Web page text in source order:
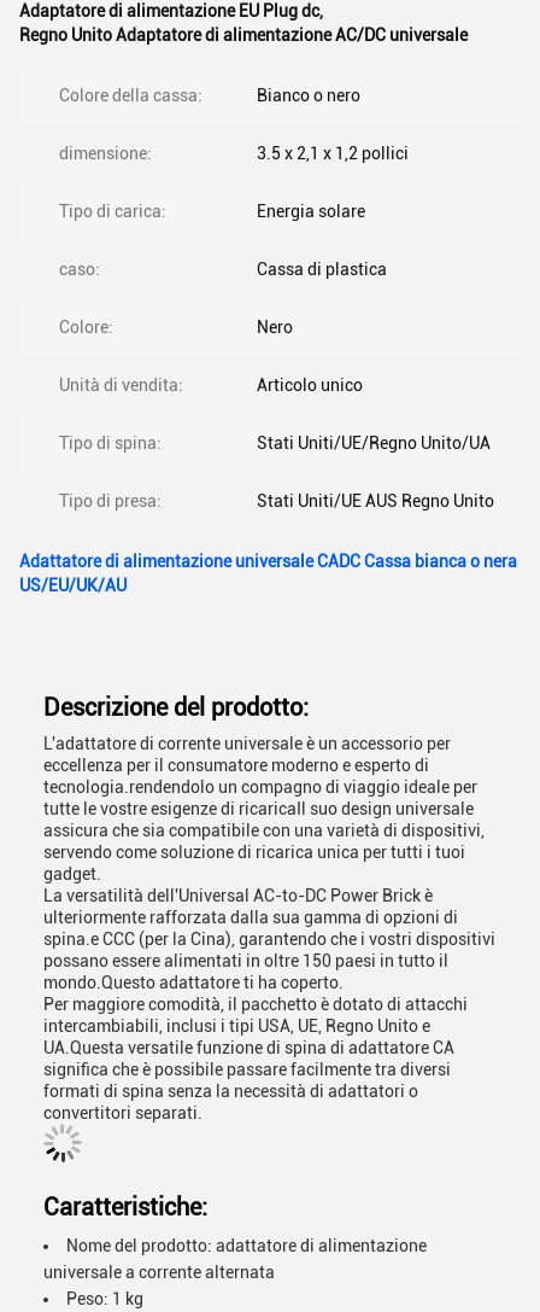
Adaptatore di alimentazione EU Plug dc,
Regno Unito Adaptatore di alimentazione AC/DC universale
Colore della cassa: Bianco o nero
dimensione: 3.5 x 2,1 x 1,2 pollici
Tipo di carica: Energia solare
caso: Cassa di plastica
Colore: Nero
Unità di vendita: Articolo unico
Tipo di spina: Stati Uniti/UE/Regno Unito/UA
Tipo di presa: Stati Uniti/UE AUS Regno Unito
Adattatore di alimentazione universale CADC Cassa bianca o nera
US/EU/UK/AU
Descrizione del prodotto:
L'adattatore di corrente universale è un accessorio per
eccellenza per il consumatore moderno e esperto di
tecnologia.rendendolo un compagno di viaggio ideale per
tutte le vostre esigenze di ricaricaIl suo design universale
assicura che sia compatibile con una varietà di dispositivi,
servendo come soluzione di ricarica unica per tutti i tuoi
gadget.
La versatilità dell'Universal AC-to-DC Power Brick è
ulteriormente rafforzata dalla sua gamma di opzioni di
spina.e CCC (per la Cina), garantendo che i vostri dispositivi
possano essere alimentati in oltre 150 paesi in tutto il
mondo.Questo adattatore ti ha coperto.
Per maggiore comodità, il pacchetto è dotato di attacchi
intercambiabili, inclusi i tipi USA, UE, Regno Unito e
UA.Questa versatile funzione di spina di adattatore CA
significa che è possibile passare facilmente tra diversi
formati di spina senza la necessità di adattatori o
convertitori separati.
Caratteristiche:
Nome del prodotto: adattatore di alimentazione
universale a corrente alternata
Peso: 1 kg